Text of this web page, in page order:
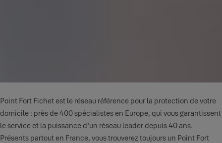
Point Fort Fichet est le réseau référence pour la protection de votre
domicile : près de 400 spécialistes en Europe, qui vous garantissent
le service et la puissance d'un réseau leader depuis 40 ans.
Présents partout en France, vous trouverez toujours un Point Fort